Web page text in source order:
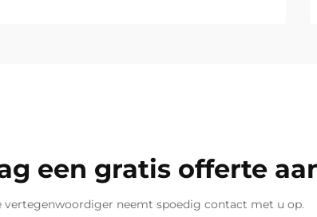
een gratis offerte
vertegenwoordiger neemt spoedig contact met u op.